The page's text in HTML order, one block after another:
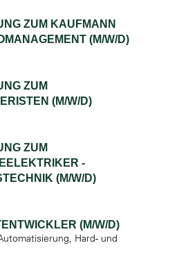
ZUM KAUFMANN
(M/W/D)
ZUM
(M/W/D)
ZUM
-
(M/W/D)
(M/W/D)
Hard- und